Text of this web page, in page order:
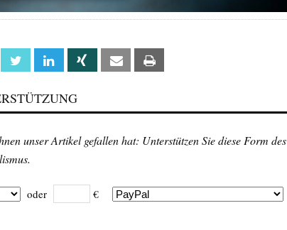
Facebook Twitter Linkedin Xing Email
unser Artikel gefallen hat: Unterstützen Sie diese Form des
oder €